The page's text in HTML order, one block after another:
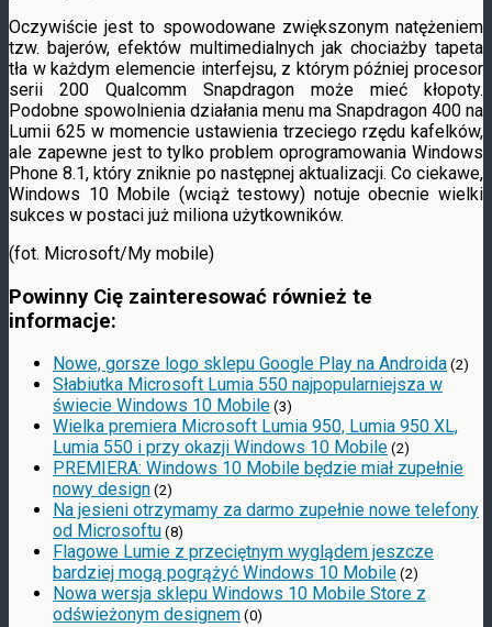
Oczywiście jest to spowodowane zwiększonym natężeniem
tzw. bajerów, efektów multimedialnych jak chociażby tapeta
tła w każdym elemencie interfejsu, z którym później procesor
serii 200 Qualcomm Snapdragon może mieć kłopoty.
Podobne spowolnienia działania menu ma Snapdragon 400 na
Lumii 625 w momencie ustawienia trzeciego rzędu kafelków,
ale zapewne jest to tylko problem oprogramowania Windows
Phone 8.1, który zniknie po następnej aktualizacji. Co ciekawe,
Windows 10 Mobile (wciąż testowy) notuje obecnie wielki
sukces w postaci już miliona użytkowników.
(fot. Microsoft/My mobile)
Powinny Cię zainteresować również te
informacje:
Nowe, gorsze logo sklepu Google Play na Androida (2)
Słabiutka Microsoft Lumia 550 najpopularniejsza w
świecie Windows 10 Mobile (3)
Wielka premiera Microsoft Lumia 950, Lumia 950 XL,
Lumia 550 i przy okazji Windows 10 Mobile (2)
PREMIERA: Windows 10 Mobile będzie miał zupełnie
nowy design (2)
Na jesieni otrzymamy za darmo zupełnie nowe telefony
od Microsoftu (8)
Flagowe Lumie z przeciętnym wyglądem jeszcze
bardziej mogą pogrążyć Windows 10 Mobile (2)
Nowa wersja sklepu Windows 10 Mobile Store z
odświeżonym designem (0)